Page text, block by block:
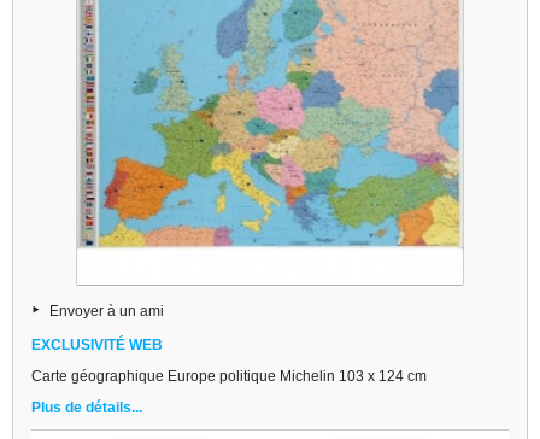
Envoyer à un ami
EXCLUSIVITÉ WEB
Carte géographique Europe politique Michelin 103 x 124 cm
Plus de détails...